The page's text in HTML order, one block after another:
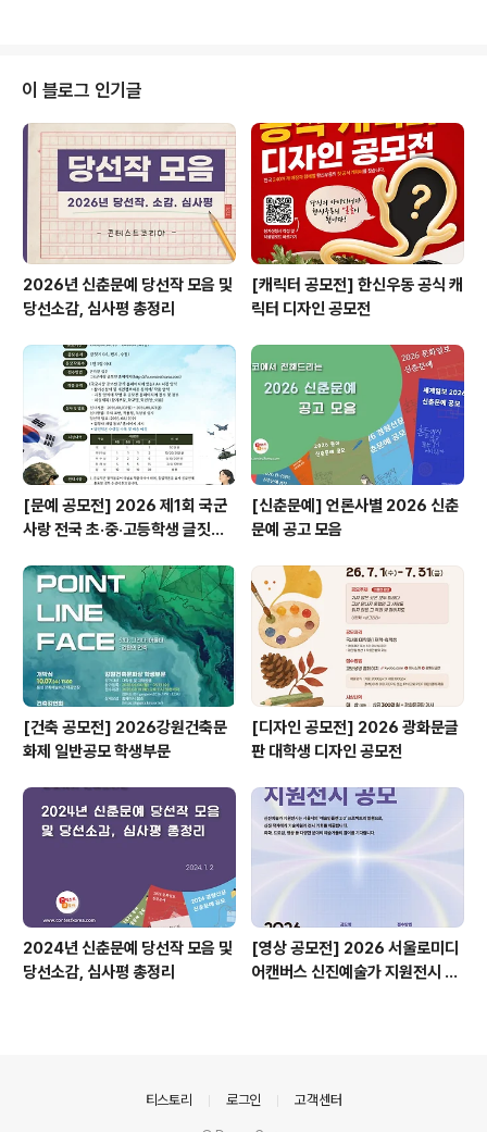
ard.php?id=edu04 ◎ 참가비 및 입금계좌 안내 참가비
: 3만원 참가비 입금 시 학생이름으로 입금 (신한 110-53
5-423560 / 예금주 : 세계언어교육사) ◎ 심사위원 및
심사기준 현직 교수님 또는 현직 원어민 심사위원 - 정확한
발음 - 자..
이 블로그 인기글
2026년 신춘문예 당선작 모음 및
당선소감, 심사평 총정리
[캐릭터 공모전] 한신우동 공식 캐
릭터 디자인 공모전
[문예 공모전] 2026 제1회 국군
사랑 전국 초·중·고등학생 글짓기
[신춘문예] 언론사별 2026 신춘
문예 공고 모음
[건축 공모전] 2026강원건축문
화제 일반공모 학생부문
[디자인 공모전] 2026 광화문글
판 대학생 디자인 공모전
2024년 신춘문예 당선작 모음 및
당선소감, 심사평 총정리
[영상 공모전] 2026 서울로미디
어캔버스 신진예술가 지원전시 공
티스토리 로그인 고객센터